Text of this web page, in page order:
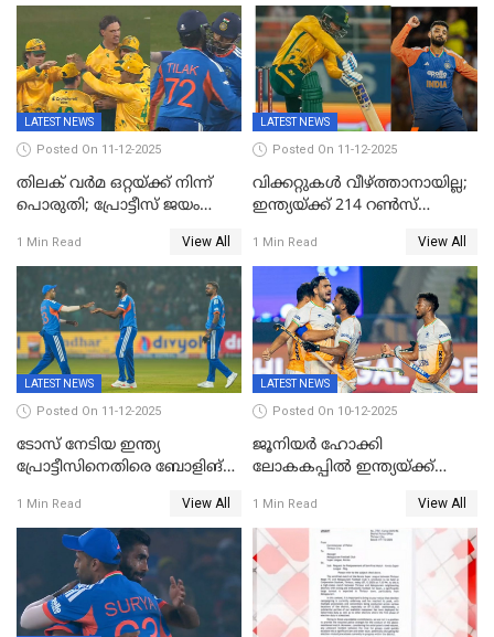
മലയാളി താരം വിഘ്നേഷ്
പുത്തുർ രാജസ്ഥാനിൽ
കോക്ക് മുംബൈ
ഇന്ത്യന്‍സില്‍; 25കോടിക്ക്
കാമറൂൺ ഗ്രീൻ
കൊൽക്കത്തയിൽ
LATEST NEWS
Posted On 11-12-2025
തിലക് വർമ ഒറ്റയ്ക്ക് നിന്ന്
പൊരുതി; പ്രോട്ടീസ് ജയം
1 Min Read View All
LATEST NEWS
Posted On 11-12-2025
വിക്കറ്റുകൾ വീഴ്ത്താനായില്ല;
ഇന്ത്യയ്ക്ക് 214 റൺസ്
ഡികോക്ക് കസറി
1 Min Read View All
LATEST NEWS
Posted On 11-12-2025
ടോസ് നേടിയ ഇന്ത്യ
പ്രോട്ടീസിനെതിരെ ബോളിങ്
1 Min Read View All
LATEST NEWS
Posted On 10-12-2025
ജൂനിയര്‍ ഹോക്കി
ലോകകപ്പിൽ ഇന്ത്യയ്ക്ക്
1 Min Read View All